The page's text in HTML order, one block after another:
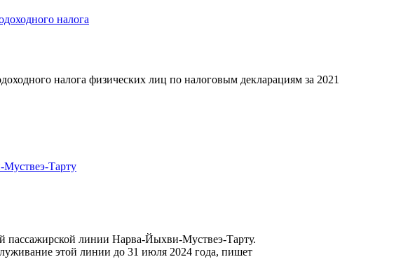
налога
налога физических лиц по налоговым декларациям за 2021
Тарту
пассажирской линии Нарва-Йыхви-Муствеэ-Тарту.
этой линии до 31 июля 2024 года, пишет